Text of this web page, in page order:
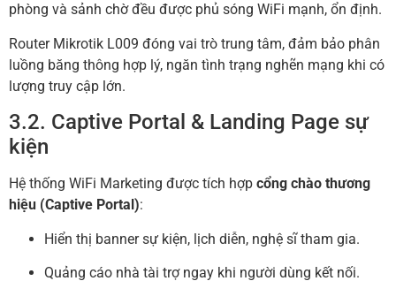
phòng và sảnh chờ đều được phủ sóng WiFi mạnh, ổn định.
Router Mikrotik L009 đóng vai trò trung tâm, đảm bảo phân
luồng băng thông hợp lý, ngăn tình trạng nghẽn mạng khi có
lượng truy cập lớn.
3.2. Captive Portal & Landing Page sự
kiện
Hệ thống WiFi Marketing được tích hợp cổng chào thương
hiệu (Captive Portal):
Hiển thị banner sự kiện, lịch diễn, nghệ sĩ tham gia.
Quảng cáo nhà tài trợ ngay khi người dùng kết nối.